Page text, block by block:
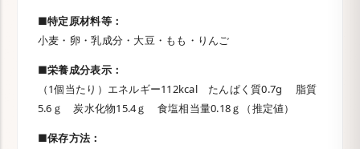
■特定原材料等：
小麦・卵・乳成分・大豆・もも・りんご
■栄養成分表示：
（1個当たり）エネルギー112kcal たんぱく質0.7g 脂質
5.6ｇ 炭水化物15.4ｇ 食塩相当量0.18ｇ（推定値）
■保存方法：